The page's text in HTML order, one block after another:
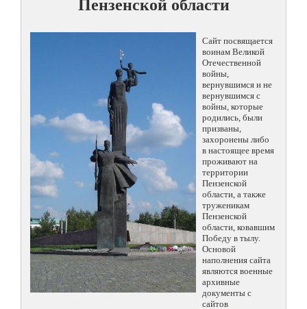
Пензенской области
Сайт посвящается
воинам Великой
Отечественной
войны,
вернувшимся и не
вернувшимся с
войны, которые
родились, были
призваны,
захоронены либо
в настоящее время
проживают на
территории
Пензенской
области, а также
труженикам
Пензенской
области, ковавшим
Победу в тылу.
Основой
наполнения сайта
являются военные
архивные
документы с
сайтов